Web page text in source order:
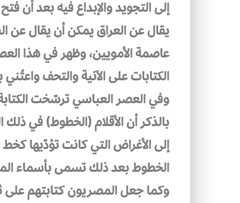
إلى التجويد والإبداع فيه بعد أن
يقال عن العراق يمكن أن يقال
عاصمة الأمويين، وظهر في هذا
الكتابات على الآنية والتحف
وفي العصر العباسي ترسّخت
بالذكر أن الأقلام (الخطوط) في
إلى الأغراض التي كانت تؤدّيها
الخطوط بعد ذلك تسمى بأسماء
وكما جعل المصريون كتابتهم على